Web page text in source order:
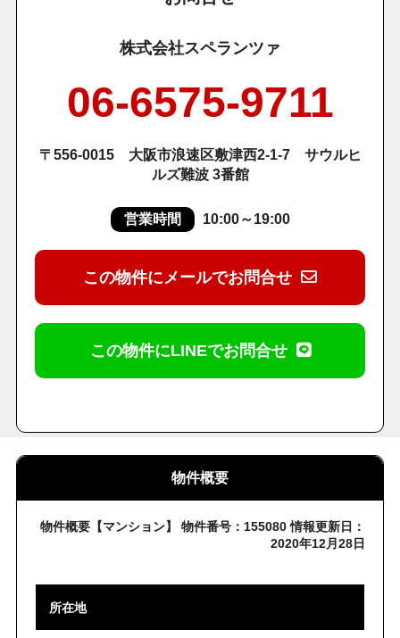
株式会社スペランツァ
06-6575-9711
〒556-0015 大阪市浪速区敷津西2-1-7 サウルヒ
ルズ難波 3番館
営業時間 10:00～19:00
この物件にメールでお問合せ
この物件にLINEでお問合せ
物件概要
物件概要【マンション】 物件番号：155080 情報更新日：
2020年12月28日
所在地